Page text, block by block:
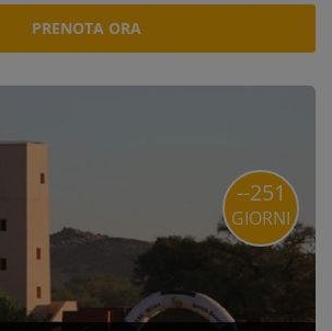
PRENOTA ORA
--251
GIORNI